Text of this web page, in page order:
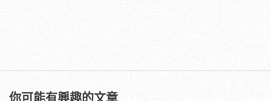
你可能有興趣的文章